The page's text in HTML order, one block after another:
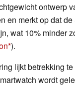
ontwerp
en merkt op dat
wat 10% minder
).
lijkt betrekking
wordt